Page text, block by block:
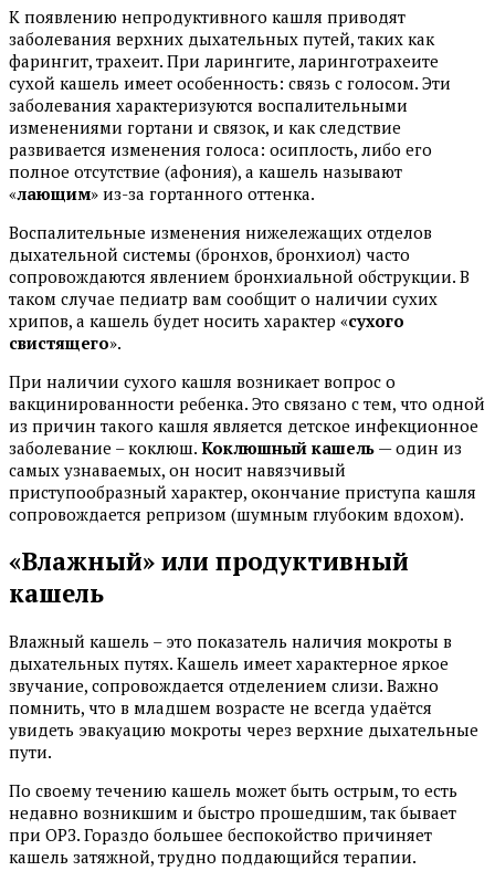
К появлению непродуктивного кашля приводят
заболевания верхних дыхательных путей, таких как
фарингит, трахеит. При ларингите, ларинготрахеите
сухой кашель имеет особенность: связь с голосом. Эти
заболевания характеризуются воспалительными
изменениями гортани и связок, и как следствие
развивается изменения голоса: осиплость, либо его
полное отсутствие (афония), а кашель называют
«лающим» из-за гортанного оттенка.
Воспалительные изменения нижележащих отделов
дыхательной системы (бронхов, бронхиол) часто
сопровождаются явлением бронхиальной обструкции. В
таком случае педиатр вам сообщит о наличии сухих
хрипов, а кашель будет носить характер «сухого
свистящего».
При наличии сухого кашля возникает вопрос о
вакцинированности ребенка. Это связано с тем, что одной
из причин такого кашля является детское инфекционное
заболевание – коклюш. Коклюшный кашель — один из
самых узнаваемых, он носит навязчивый
приступообразный характер, окончание приступа кашля
сопровождается репризом (шумным глубоким вдохом).
«Влажный» или продуктивный
кашель
Влажный кашель – это показатель наличия мокроты в
дыхательных путях. Кашель имеет характерное яркое
звучание, сопровождается отделением слизи. Важно
помнить, что в младшем возрасте не всегда удаётся
увидеть эвакуацию мокроты через верхние дыхательные
пути.
По своему течению кашель может быть острым, то есть
недавно возникшим и быстро прошедшим, так бывает
при ОРЗ. Гораздо большее беспокойство причиняет
кашель затяжной, трудно поддающийся терапии.